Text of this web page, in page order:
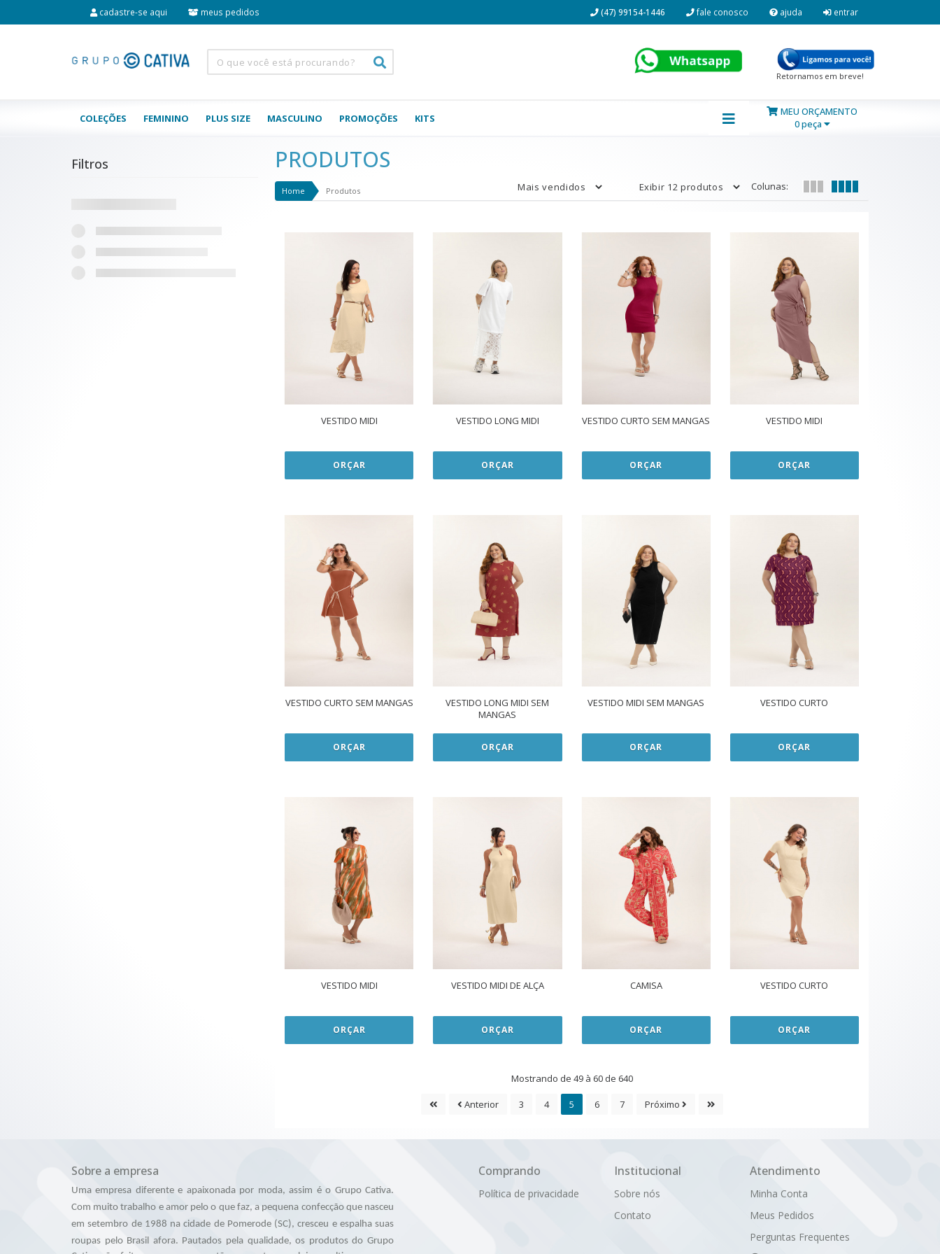
cadastre-se aqui meus pedidos (47) 99154-1446 fale conosco ajuda entrar
Retornamos em breve!
COLEÇÕES FEMININO PLUS SIZE MASCULINO PROMOÇÕES KITS
MEU ORÇAMENTO
0 peça
Filtros PRODUTOS
Home Produtos Colunas:
VESTIDO MIDI
ORÇAR
VESTIDO LONG MIDI
ORÇAR
VESTIDO CURTO SEM MANGAS
ORÇAR
VESTIDO MIDI
ORÇAR
VESTIDO CURTO SEM MANGAS
ORÇAR
VESTIDO LONG MIDI SEM
MANGAS
ORÇAR
VESTIDO MIDI SEM MANGAS
ORÇAR
VESTIDO CURTO
ORÇAR
VESTIDO MIDI
ORÇAR
VESTIDO MIDI DE ALÇA
ORÇAR
CAMISA
ORÇAR
VESTIDO CURTO
ORÇAR
Mostrando de 49 à 60 de 640
Anterior 3 4 5 6 7 Próximo
Sobre a empresa
Uma empresa diferente e apaixonada por moda, assim é o Grupo Cativa.
Com muito trabalho e amor pelo o que faz, a pequena confecção que nasceu
em setembro de 1988 na cidade de Pomerode (SC), cresceu e espalha suas
roupas pelo Brasil afora. Pautados pela qualidade, os produtos do Grupo
Comprando
Política de privacidade
Institucional
Sobre nós
Contato
Atendimento
Minha Conta
Meus Pedidos
Perguntas Frequentes